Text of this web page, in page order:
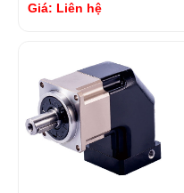
Giá: Liên hệ